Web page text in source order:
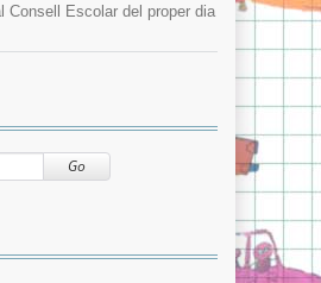
Consell Escolar del proper dia
Go